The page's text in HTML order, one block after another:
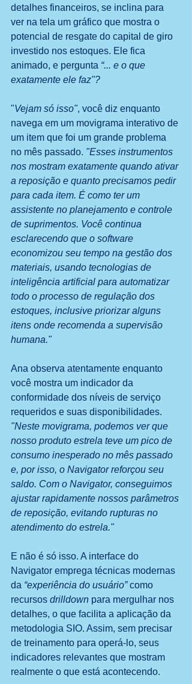
detalhes financeiros, se inclina para
ver na tela um gráfico que mostra o
potencial de resgate do capital de giro
investido nos estoques. Ele fica
animado, e pergunta “... e o que
exatamente ele faz"?
"Vejam só isso", você diz enquanto
navega em um movigrama interativo de
um item que foi um grande problema
no mês passado. "Esses instrumentos
nos mostram exatamente quando ativar
a reposição e quanto precisamos pedir
para cada item. É como ter um
assistente no planejamento e controle
de suprimentos. Você continua
esclarecendo que o software
economizou seu tempo na gestão dos
materiais, usando tecnologias de
inteligência artificial para automatizar
todo o processo de regulação dos
estoques, inclusive priorizar alguns
itens onde recomenda a supervisão
humana."
Ana observa atentamente enquanto
você mostra um indicador da
conformidade dos níveis de serviço
requeridos e suas disponibilidades.
"Neste movigrama, podemos ver que
nosso produto estrela teve um pico de
consumo inesperado no mês passado
e, por isso, o Navigator reforçou seu
saldo. Com o Navigator, conseguimos
ajustar rapidamente nossos parâmetros
de reposição, evitando rupturas no
atendimento do estrela."
E não é só isso. A interface do
Navigator emprega técnicas modernas
da “experiência do usuário” como
recursos drilldown para mergulhar nos
detalhes, o que facilita a aplicação da
metodologia SIO. Assim, sem precisar
de treinamento para operá-lo, seus
indicadores relevantes que mostram
realmente o que está acontecendo.